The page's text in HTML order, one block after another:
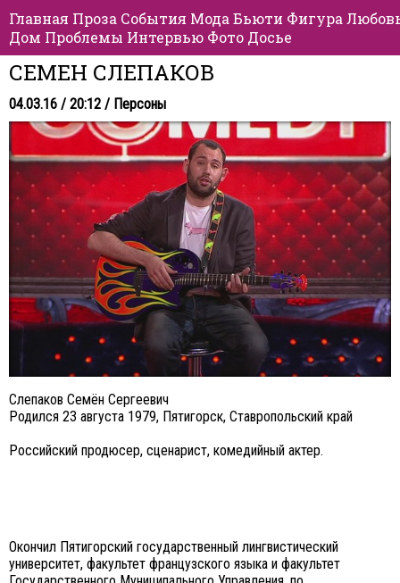
Главная Проза События Мода Бьюти Фигура
Дом Проблемы Интервью Фото Досье
СЕМЕН СЛЕПАКОВ
04.03.16 / 20:12 / Персоны
Слепаков Семён Сергеевич
Родился 23 августа 1979, Пятигорск, Ставропольский край
Российский продюсер, сценарист, комедийный актер.
Окончил Пятигорский государственный лингвистический
университет, факультет французского языка и факультет